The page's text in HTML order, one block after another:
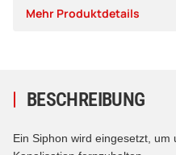
Mehr Produktdetails
BESCHREIBUNG
Ein Siphon wird eingesetzt,